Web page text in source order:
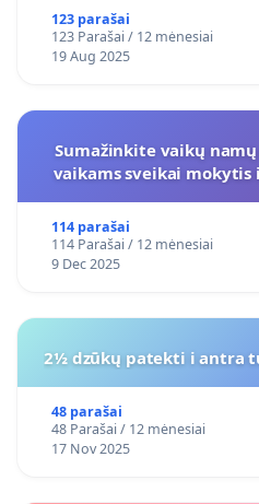
123 parašai
123 Parašai / 12 mėnesiai
19 Aug 2025
Sumažinkite vaikų
vaikams sveikai
114 parašai
114 Parašai / 12 mėnesiai
9 Dec 2025
2½ dzūkų patekti i antra
48 parašai
48 Parašai / 12 mėnesiai
17 Nov 2025